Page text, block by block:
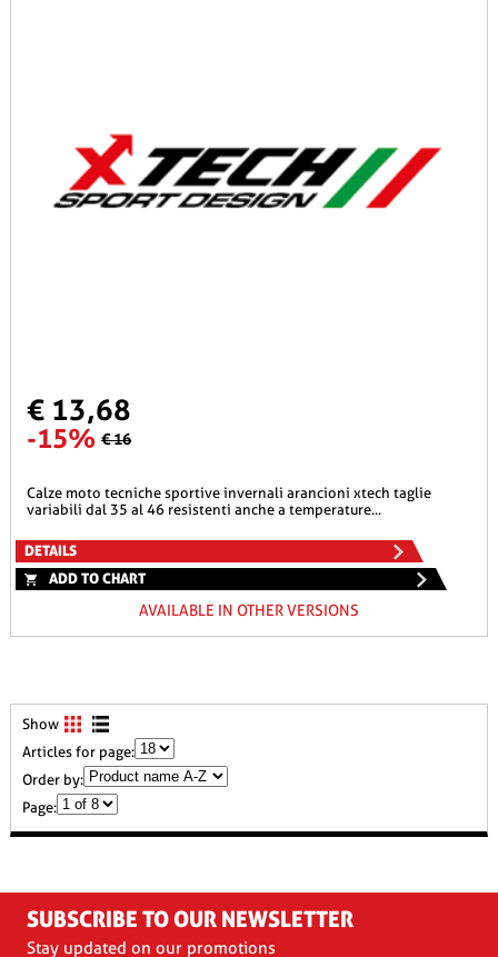
€ 13,68
-15% € 16
calze moto tecniche sportive invernali arancioni xtech taglie
variabili dal 35 al 46 resistenti anche a temperature...
DETAILS
ADD TO CHART
AVAILABLE IN OTHER VERSIONS
Show
Articles for page:
Order by:
Page:
SUBSCRIBE TO OUR NEWSLETTER
Stay updated on our promotions